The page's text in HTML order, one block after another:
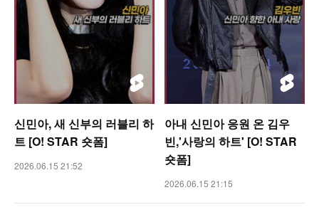
신민아, 새 신부의 러블리 하
트 [O! STAR 숏폼]
2026.06.15 21:52
아내 신민아 응원 온 김우
빈,'사랑의 하트' [O! STAR
숏폼]
2026.06.15 21:15